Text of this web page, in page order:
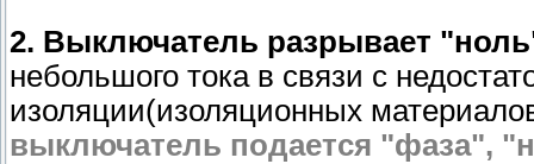
2. Выключатель разрывает
небольшого тока в связи с
изоляции(изоляционных
выключатель подается "фаза",